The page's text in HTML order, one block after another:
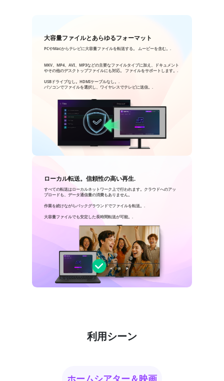
大容量ファイルとあらゆるフォーマット
PCやMacからテレビに大容量ファイルを転送する。 ムービーを含む。.
MKV、MP4、AVI、MP3などの主要なファイルタイプに加え、ドキュメント
やその他のデスクトップファイルにも対応。 ファイルをサポートします。.
USBドライブなし。HDMIケーブルなし。.
パソコンでファイルを選択し、ワイヤレスでテレビに送信。.
ローカル転送。信頼性の高い再生.
すべての転送はローカルネットワーク上で行われます。クラウドへのアッ
プロードも、データ通信量の消費もありません。
作業を続けながらバックグラウンドでファイルを転送。.
大容量ファイルでも安定した長時間転送が可能。.
利用シーン
ホームシアター＆映画